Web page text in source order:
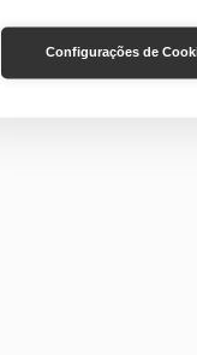
Configurações de